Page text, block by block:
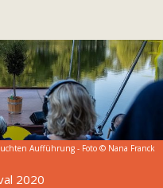
Aufführung - Foto © Nana Franck
2020